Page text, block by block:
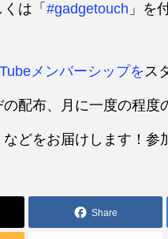
くは「 #gadgetouch 」を
メンバーシップをス
配布、月に一度の程
どをお届けします！参
Share